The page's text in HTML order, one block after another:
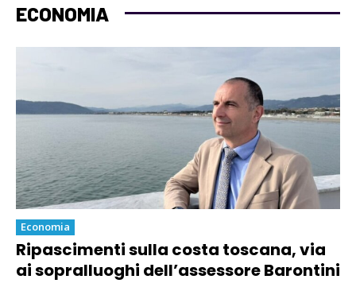
ECONOMIA
Economia
Ripascimenti sulla costa toscana, via
ai sopralluoghi dell’assessore Barontini